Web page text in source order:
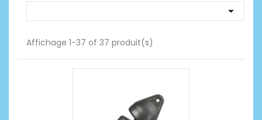

Affichage 1-37 of 37 produit(s)